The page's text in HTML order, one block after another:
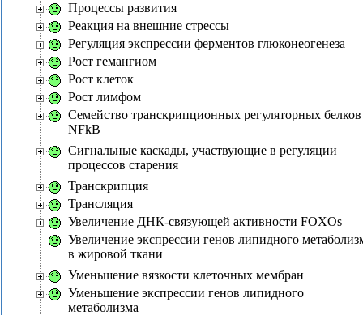
Процессы развития
Реакция на внешние стрессы
Регуляция экспрессии ферментов глюконеогенеза
Рост гемангиом
Рост клеток
Рост лимфом
Семейство транскрипционных регуляторных белков
NFkB
Сигнальные каскады, участвующие в регуляции
процессов старения
Транскрипция
Трансляция
Увеличение ДНК-связующей активности FOXOs
Увеличение экспрессии генов липидного
в жировой ткани
Уменьшение вязкости клеточных мембран
Уменьшение экспрессии генов липидного
метаболизма